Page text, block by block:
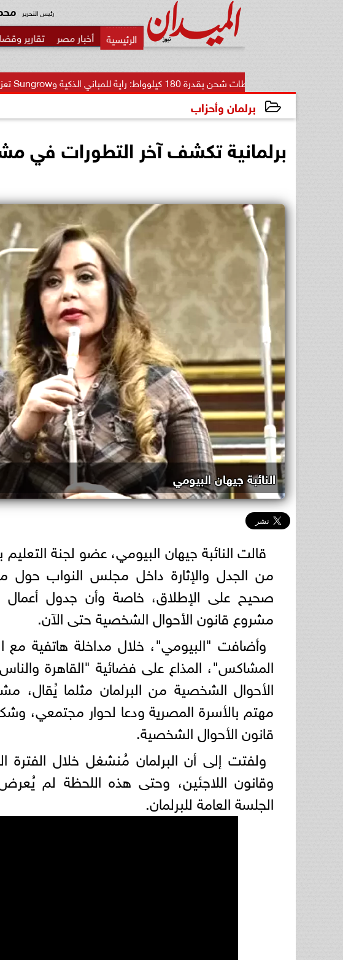
رئيس التحرير
أخبار مصر تقارير
برلمان وأحزاب
برلمانية تكشف آخر التطورات في
النائبة جيهان البيومي
قالت النائبة جيهان البيومي، عضو لجنة
من الجدل والإثارة داخل مجلس النواب حول
صحيح على الإطلاق، خاصة وأن جدول
مشروع قانون الأحوال الشخصية حتى الآن.
وأضافت "البيومي"، خلال مداخلة هاتفية
المشاكس"، المذاع على فضائية "القاهرة
الأحوال الشخصية من البرلمان مثلما يُقال،
مهتم بالأسرة المصرية ودعا لحوار مجتمعي،
قانون الأحوال الشخصية.
ولفتت إلى أن البرلمان مُنشغل خلال الفترة
وقانون اللاجئين، وحتى هذه اللحظة لم
الجلسة العامة للبرلمان.